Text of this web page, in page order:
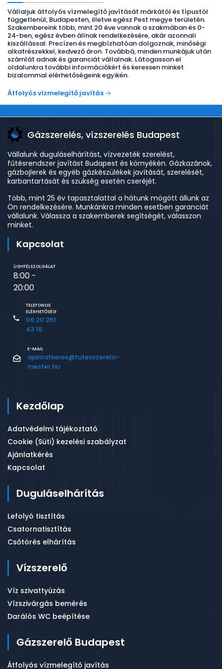
Vállaljuk átfolyós vízmelegítő javítását márkától és típustól
függetlenül, Budapesten, illetve egész Pest megye területén.
Szakembereink több, mint 20 éve vannak a szakmában és 0-
24-ben, egész évben állnak rendelkezésére, akár azonnali
kiszállással. Precízen és megbízhatóan dolgoznak, minőségi
alkatrészekkel, kedvező áron. Továbbá, minden munkájuk után
számlát adnak és garanciát vállalnak. Látogasson el
oldalunkra további információkért és keressen minket
bizalommal elérhetőségeink egyikén.
Átfolyós vízmelegítő javítás
Gázszerelés, vízszerelés Budapest
Vállalunk duguláselhárítást, vízvezeték szerelést,
fűtésrendszer javítást Budapest és környékén. Gázkazánok,
gázbojlerek és egyéb gázkészülékek javítását, szerelését,
karbantartását és szükség esetén cseréjét.
Több, mint 25 év tapasztalattal a hátunk mögött állunk az
Ön rendelkezésére. Munkánkra minden esetben garanciát
vállalunk. Válassza a szakemberek segítségét, válasszon
minket.
Kapcsolat
ÜGYFÉLSZOLGÁLAT
8:00 -
20:00
TELEFONOS
ELÉRHETŐSÉG
06 20 261
43 18
E-MAIL
ajanlatkeres@futesszerelo-
mester.hu
Kezdőlap
Adatvédelmi tájékoztató
Cookie (Süti) kezelési szabályzat
Ajánlatkérés
Kapcsolat
Duguláselhárítás
Lefolyó tisztítás
Csatornatisztítás
Csőtörés elhárítás
Vízszerelő
Víz szivattyúzás
Vízszivárgás bemérés
Darálós WC beépítése
Gázszerelő Budapest
Átfolyós vízmelegítő javítás